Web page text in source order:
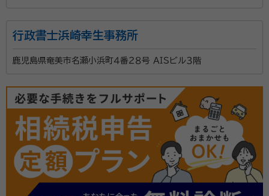
行政書士浜崎幸生事務所
鹿児島県奄美市名瀬小浜町４番２８号 ＡＩＳビル３階